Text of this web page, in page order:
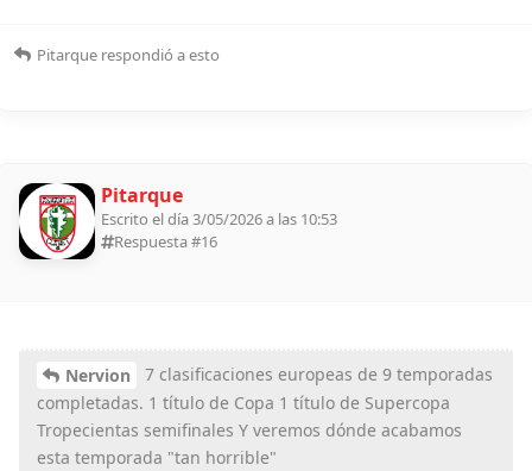
Pitarque respondió a esto
Pitarque
Escrito el día 3/05/2026 a las 10:53
Respuesta #16
Nervion
7 clasificaciones europeas de 9 temporadas
completadas. 1 título de Copa 1 título de Supercopa
Tropecientas semifinales Y veremos dónde acabamos
esta temporada "tan horrible"